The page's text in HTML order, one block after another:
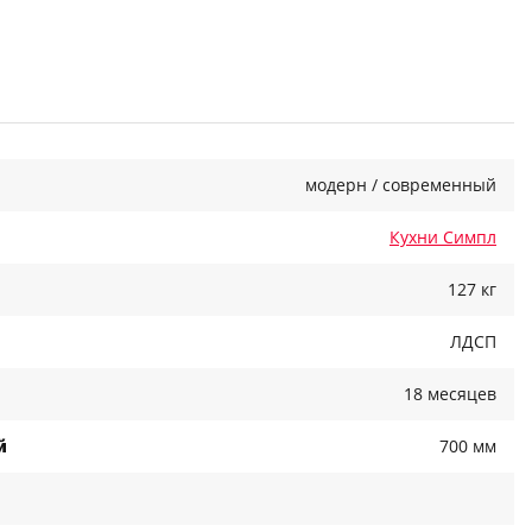
модерн / современный
Кухни Симпл
127 кг
ЛДСП
18 месяцев
700 мм